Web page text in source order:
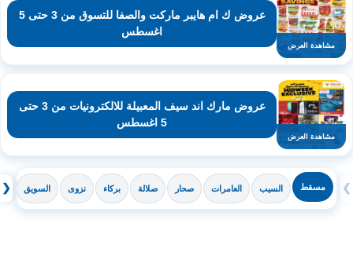
مشاهدة العرض
عروض ك ام هايبر ماركت والصفا للتسوق من 3 حتى 5
اغسطس
مشاهدة العرض
عروض مارك اند سيف المعبيلة للالكترونيات من 3 حتى
5 اغسطس
❮ مسقط السيب العامرات صحار صلالة بركاء نزوى السويق ❯